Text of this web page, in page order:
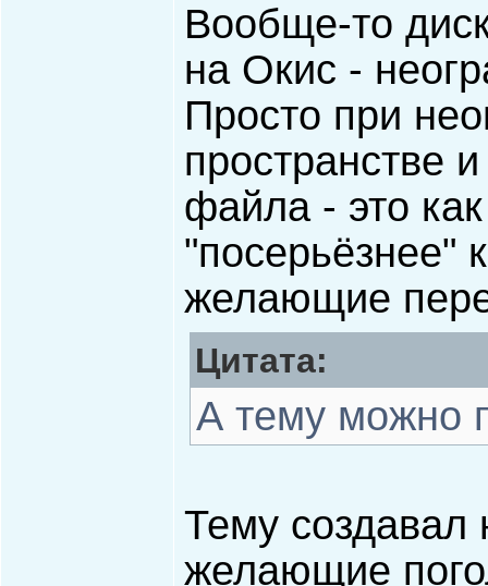
Вообще-то
на Окис -
Просто при
пространстве
файла - это
"посерьёзнее"
желающие
Цитата:
А тему можно
Тему создавал
желающие